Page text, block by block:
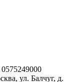
ул. Балчуг, д.